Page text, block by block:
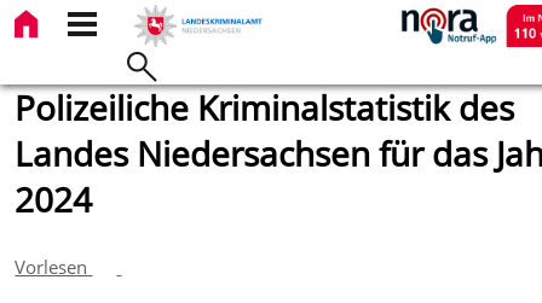
Polizeiliche Kriminalstatistik des
Landes Niedersachsen für das
2024
Vorlesen